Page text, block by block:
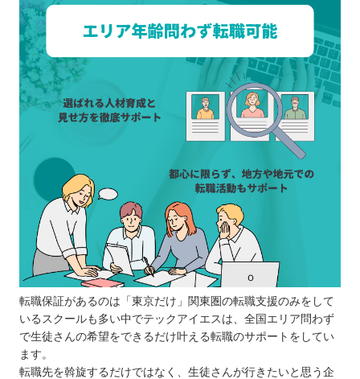
転職保証があるのは「東京だけ」関東圏の転職支援のみをして
いるスクールも多い中でテックアイエスは、全国エリア問わず
で生徒さんの希望をできるだけ叶える転職のサポートをしてい
ます。
転職先を斡旋するだけではなく、生徒さんが行きたいと思う企